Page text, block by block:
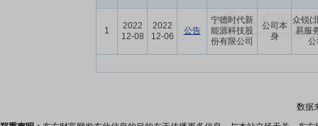
1
2022
12-08
2022
12-06
公告
宁德时代新
能源科技股
份有限公司
公司本
身
众锐(
易服
数据